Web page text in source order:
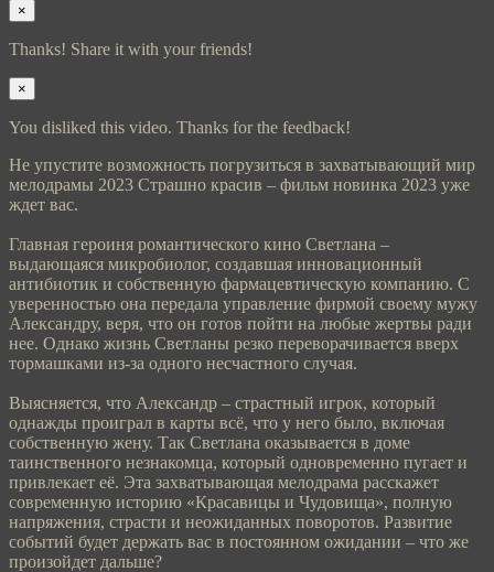
×
Thanks! Share it with your friends!
×
You disliked this video. Thanks for the feedback!
Не упустите возможность погрузиться в захватывающий мир
мелодрамы 2023 Страшно красив – фильм новинка 2023 уже
ждет вас.
Главная героиня романтического кино Светлана –
выдающаяся микробиолог, создавшая инновационный
антибиотик и собственную фармацевтическую компанию. С
уверенностью она передала управление фирмой своему мужу
Александру, веря, что он готов пойти на любые жертвы ради
нее. Однако жизнь Светланы резко переворачивается вверх
тормашками из-за одного несчастного случая.
Выясняется, что Александр – страстный игрок, который
однажды проиграл в карты всё, что у него было, включая
собственную жену. Так Светлана оказывается в доме
таинственного незнакомца, который одновременно пугает и
привлекает её. Эта захватывающая мелодрама расскажет
современную историю «Красавицы и Чудовища», полную
напряжения, страсти и неожиданных поворотов. Развитие
событий будет держать вас в постоянном ожидании – что же
произойдет дальше?